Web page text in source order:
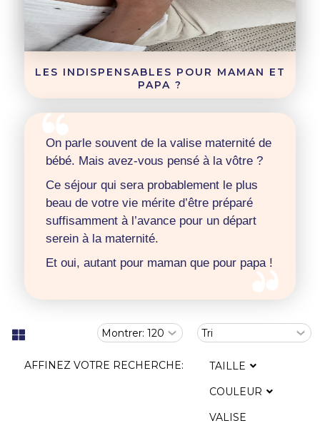
LES INDISPENSABLES POUR MAMAN ET
PAPA ?
On parle souvent de la valise maternité de
bébé. Mais avez-vous pensé à la vôtre ?
Ce séjour qui sera probablement le plus
beau de votre vie mérite d’être préparé
suffisamment à l’avance pour un départ
serein à la maternité.
Et oui, autant pour maman que pour papa !
AFFINEZ VOTRE RECHERCHE:
TAILLE
COULEUR
VALISE